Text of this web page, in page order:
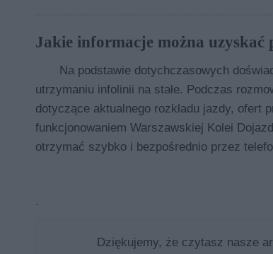
Jakie informacje można uzyskać
Na podstawie dotychczasowych
utrzymaniu infolinii na stałe. Podczas
dotyczące aktualnego rozkładu jazdy, ofert
funkcjonowaniem Warszawskiej Kolei
otrzymać szybko i bezpośrednio przez
.
Dziękujemy, że czytasz nasze